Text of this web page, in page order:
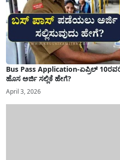
Bus Pass Application-ಏಪ್ರಿಲ್
ಹೊಸ ಅರ್ಜಿ ಸಲ್ಲಿಕೆ ಹೇಗೆ?
April 3, 2026